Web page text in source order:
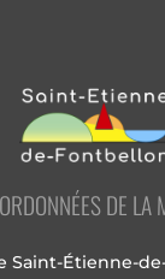
DE LA
Saint-Étienne-